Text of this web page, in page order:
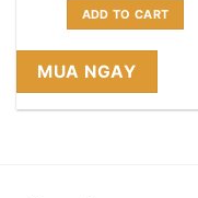
ADD TO CART
MUA NGAY